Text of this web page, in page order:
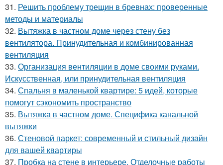
31. Решить проблему трещин в бревнах: проверенные
методы и материалы
32. Вытяжка в частном доме через стену без
вентилятора. Принудительная и комбинированная
вентиляция
33. Организация вентиляции в доме своими руками.
Искусственная, или принудительная вентиляция
34. Спальня в маленькой квартире: 5 идей, которые
помогут сэкономить пространство
35. Вытяжка в частном доме. Специфика канальной
вытяжки
36. Стеновой паркет: современный и стильный дизайн
для вашей квартиры
37. Пробка на стене в интерьере. Отделочные работы